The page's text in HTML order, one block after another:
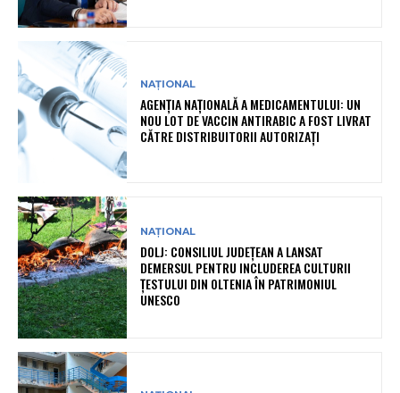
NAȚIONAL
AGENȚIA NAȚIONALĂ A MEDICAMENTULUI: UN
NOU LOT DE VACCIN ANTIRABIC A FOST LIVRAT
CĂTRE DISTRIBUITORII AUTORIZAȚI
NAȚIONAL
DOLJ: CONSILIUL JUDEȚEAN A LANSAT
DEMERSUL PENTRU INCLUDEREA CULTURII
ȚESTULUI DIN OLTENIA ÎN PATRIMONIUL
UNESCO